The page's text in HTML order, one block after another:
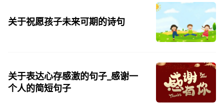
关于祝愿孩子未来可期的诗句
关于表达心存感激的句子_感谢一
个人的简短句子